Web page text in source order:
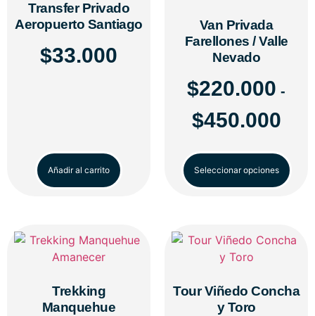
Transfer Privado
Aeropuerto Santiago
$33.000
Añadir al carrito
Van Privada
Farellones / Valle
Nevado
$220.000 -
$450.000
Seleccionar opciones
Trekking
Manquehue
Tour Viñedo Concha
y Toro